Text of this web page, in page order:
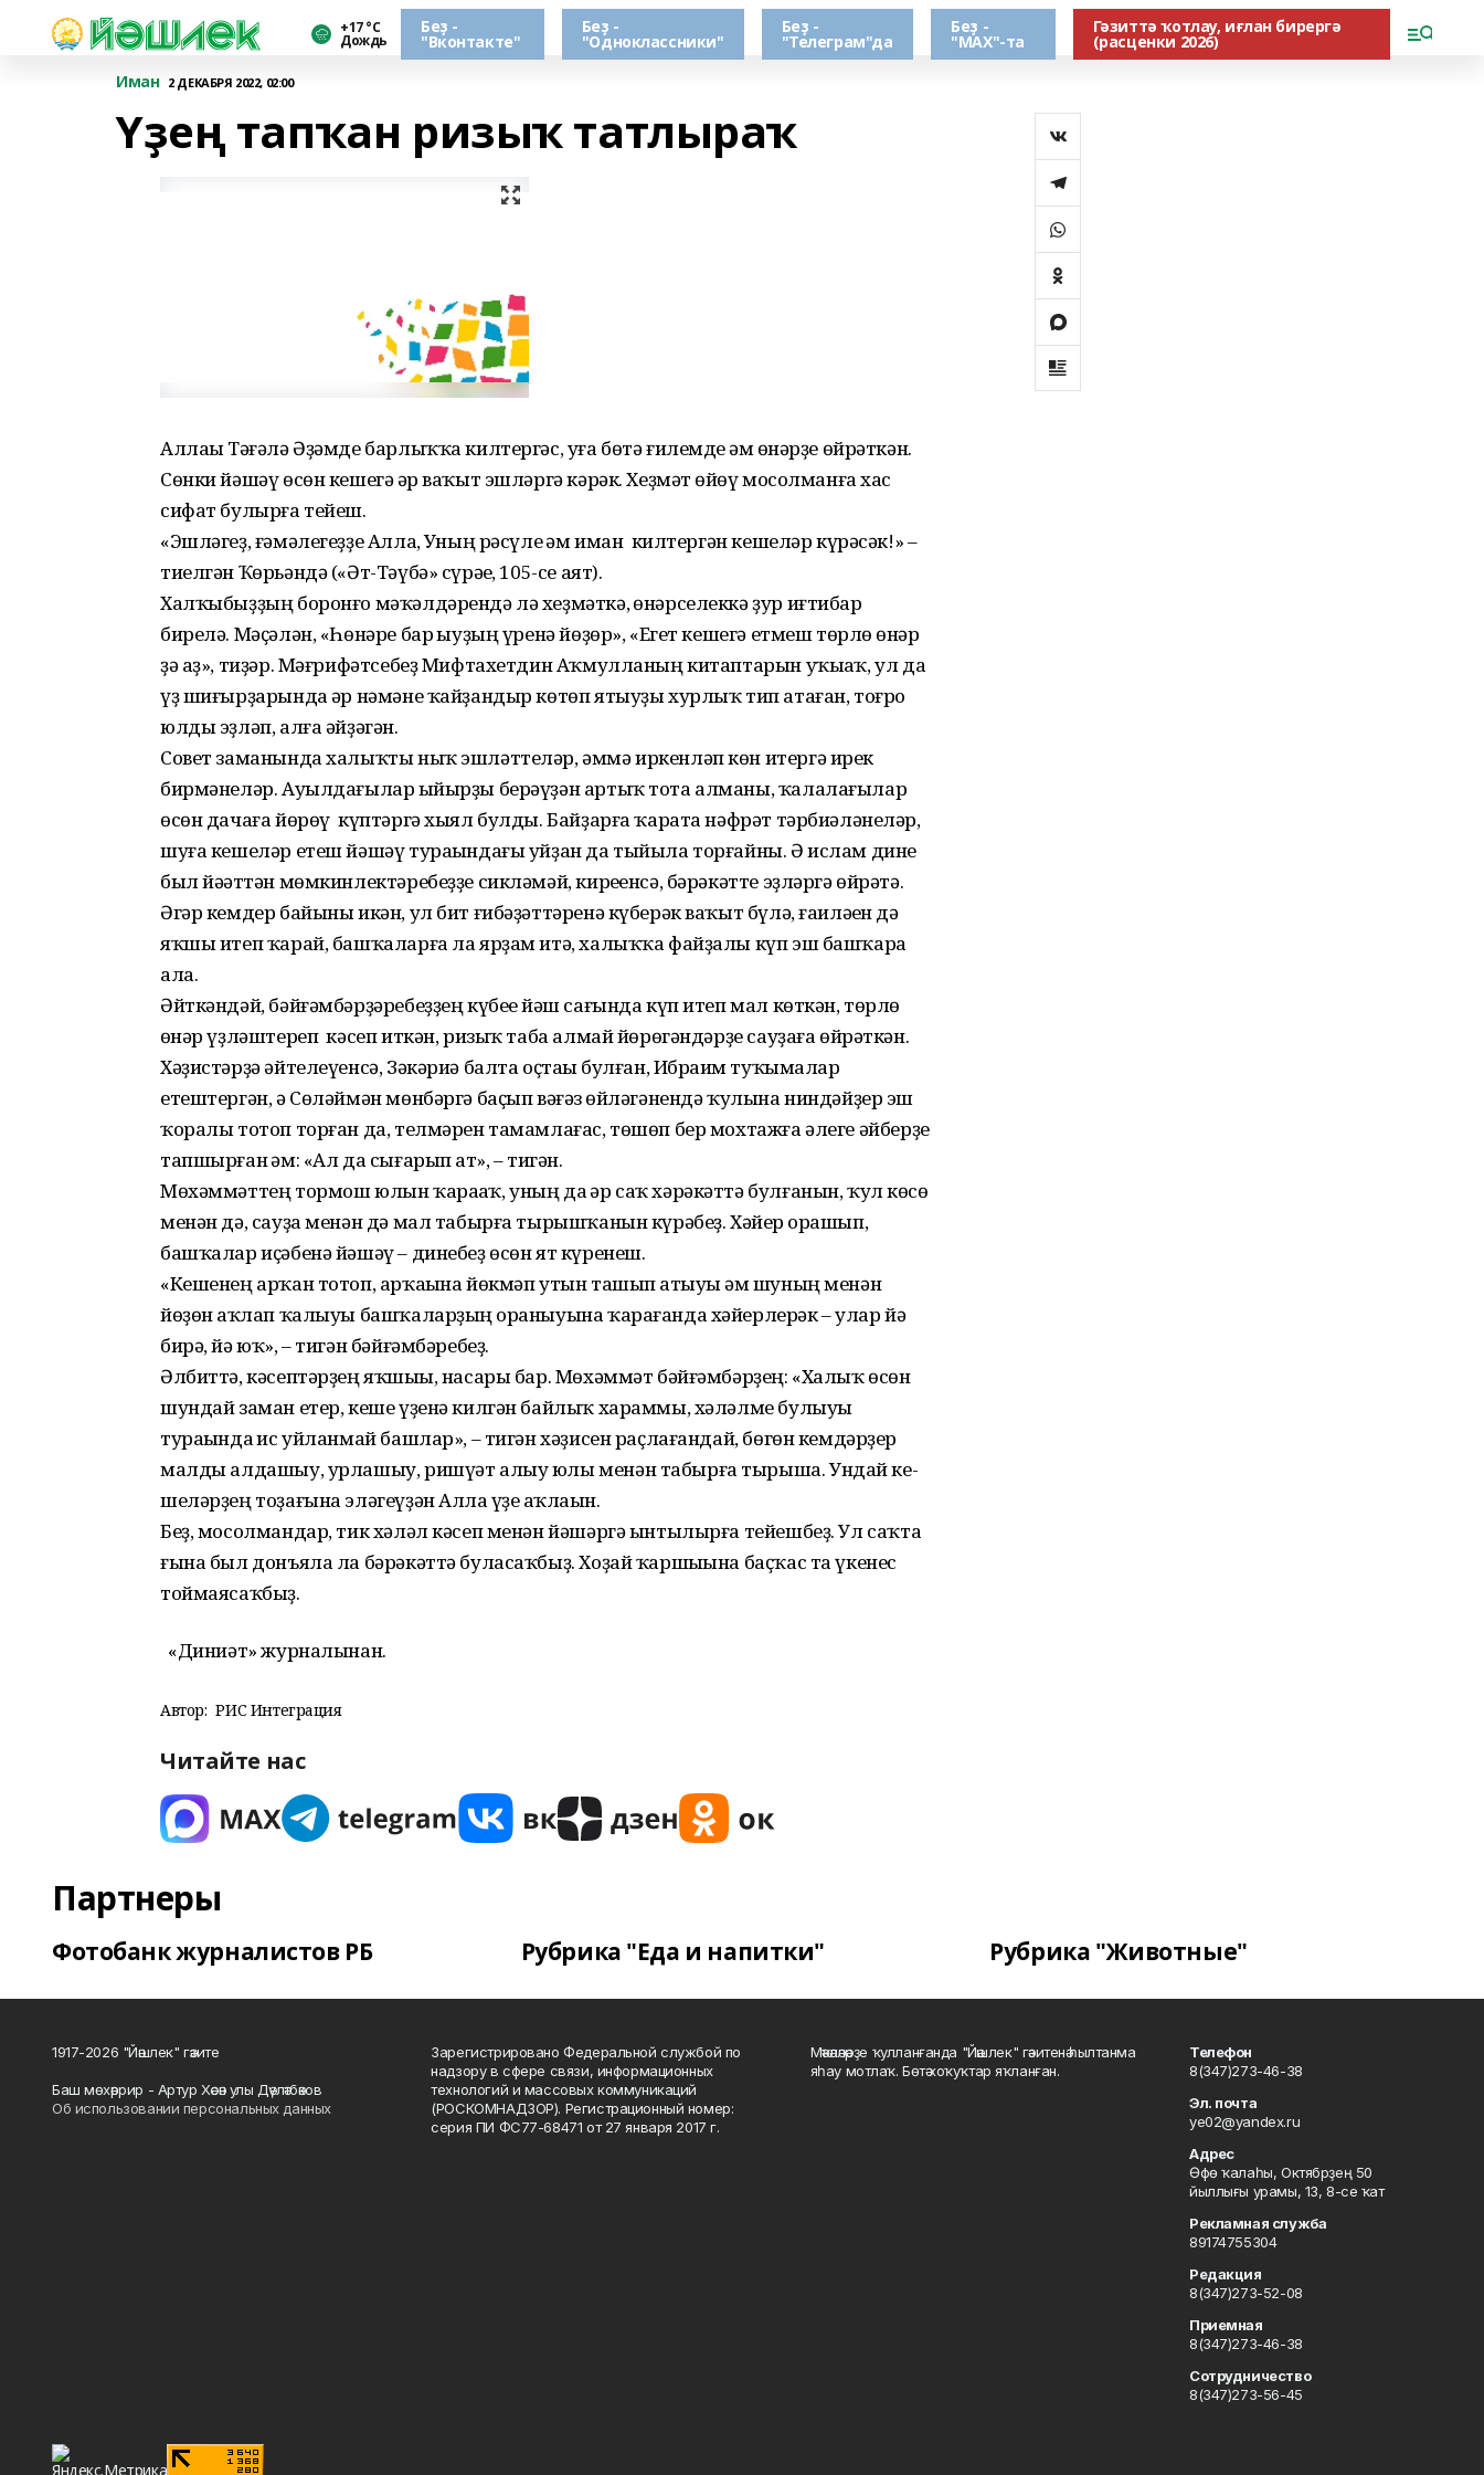
+17 °С
Дождь
Беҙ -
"Вконтакте"
Беҙ -
"Одноклассники"
Беҙ -
"Телеграм"да
Беҙ -
"МАХ"-та
Гәзиттә ҡотлау, иғлан бирергә
(расценки 2026)
Иман 2 ДЕКАБРЯ 2022, 02:00
Үҙең тапҡан ризыҡ татлыраҡ
Аллаһы Тәғәлә Әҙәмде барлыҡҡа килтергәс, уға бөтә ғилемде һәм һөнәрҙе өйрәткән.
Сөнки йәшәү өсөн кешегә һәр ваҡыт эшләргә кәрәк. Хеҙмәт һөйөү мосолманға хас
сифат булырға тейеш.
«Эшләгеҙ, ғәмәлегеҙҙе Аллаһ, Уның рәсүле һәм иман килтергән кешеләр күрәсәк!» –
тиелгән Ҡөрьәндә («Әт-Тәүбә» сүрәһе, 105-се аят).
Халҡыбыҙҙың боронғо мәҡәлдә­рендә лә хеҙмәткә, һөнәрселеккә ҙур иғтибар
бирелә. Мәҫәлән, «Һөнәре бар һыуҙың үренә йөҙөр», «Егет кешегә етмеш төрлө һөнәр
ҙә аҙ», тиҙәр. Мәғрифәтсебеҙ Мифтахетдин Аҡмулланың китаптарын уҡыһаҡ, ул да
үҙ шиғырҙарында һәр нәмәне ҡайҙандыр көтөп ятыуҙы хурлыҡ тип атаған, тоғро
юлды эҙләп, алға әйҙәгән.
Совет заманында халыҡты ныҡ эшләттеләр, әммә иркенләп көн итер­гә ирек
бирмәнеләр. Ауыл­дағылар һыйырҙы берәүҙән артыҡ тота алманы, ҡалалағылар
өсөн дачаға йөрөү күптәргә хыял булды. Байҙарға ҡарата нәфрәт тәрбиә­ләнеләр,
шуға кешеләр етеш йәшәү тураһындағы уйҙан да тыйыла торғайны. Ә ислам дине
был йә­һәттән мөмкинлектәребеҙҙе сик­ләмәй, киреһенсә, бәрәкәтте эҙләргә өйрәтә.
Әгәр кемдер байыны икән, ул бит ғибәҙәттәренә күберәк ваҡыт бүлә, ғаиләһен дә
яҡшы итеп ҡарай, башҡаларға ла ярҙам итә, халыҡҡа файҙалы күп эш башҡара
ала.
Әйткәндәй, бәйғәмбәрҙәребеҙҙең күбеһе йәш сағында күп итеп мал көткән, төрлө
һөнәр үҙләштереп кә­сеп иткән, ризыҡ таба алмай йөрө­гәндәрҙе сауҙаға өйрәткән.
Хәҙис­тәрҙә әйтелеүенсә, Зәкәриә балта оҫтаһы булған, Ибраһим туҡымалар
етештергән, ә Сөләймән мөнбәргә баҫып вәғәз һөйләгәнендә ҡулына ниндәйҙер эш
ҡоралы тотоп торған да, телмәрен тамамлағас, төшөп бер мохтажға әлеге әйберҙе
тапшырған һәм: «Ал да сығарып һат», – тигән.
Мөхәммәттең тормош юлын ҡараһаҡ, уның да һәр саҡ хәрәкәттә булғанын, ҡул көсө
менән дә, сауҙа менән дә мал табырға тырышҡанын күрәбеҙ. Хәйер һорашып,
башҡалар иҫәбенә йәшәү – динебеҙ өсөн ят күренеш.
«Кешенең арҡан тотоп, арҡаһына йөкмәп утын ташып һатыуы һәм шуның менән
йөҙөн һаҡлап ҡалыуы башҡаларҙың һораныуына ҡара­ғанда хәйерлерәк – улар йә
бирә, йә юҡ», – тигән бәйғәмбәребеҙ.
Әлбиттә, кәсептәрҙең яҡшыһы, насары бар. Мөхәммәт бәйғәмбәрҙең: «Халыҡ өсөн
шундай заман етер, кеше үҙенә килгән байлыҡ хараммы, хәләлме булыуы
тураһында һис уйланмай башлар», – тигән хәҙисен раҫлағандай, бөгөн кемдәрҙер
малды алдашыу, урлашыу, ришүәт алыу юлы менән табырға тырыша. Ундай ке­
шеләрҙең тоҙағына эләгеүҙән Аллаһ үҙе һаҡлаһын.
Беҙ, мосолмандар, тик хәләл кәсеп менән йәшәргә ынтылырға тейешбеҙ. Ул саҡта
ғына был донъяла ла бә­рәкәттә буласаҡбыҙ. Хоҙай ҡар­шыһына баҫҡас та үкенес
той­маясаҡбыҙ.
«Диниәт» журналынан.
Автор: РИС Интеграция
Читайте нас
Партнеры
Фотобанк журналистов РБ Рубрика "Еда и напитки" Рубрика "Животные"
1917-2026 "Йәшлек" гәзите
Баш мөхәррир - Артур Хәсән улы Дәүләтбәков
Об использовании персональных данных
Зарегистрировано Федеральной службой по
надзору в сфере связи, информационных
технологий и массовых коммуникаций
(РОСКОМНАДЗОР). Регистрационный номер:
серия ПИ ФС77-68471 от 27 января 2017 г.
Мәҡәләләрҙе ҡулланғанда "Йәшлек" гәзитенә һылтанма
яһау мотлаҡ. Бөтә хоҡуҡтар яҡланған.
Телефон
8(347)273-46-38
Эл. почта
ye02@yandex.ru
Адрес
Өфө ҡалаһы, Октябрҙең 50
йыллығы урамы, 13, 8-се ҡат
Рекламная служба
89174755304
Редакция
8(347)273-52-08
Приемная
8(347)273-46-38
Сотрудничество
8(347)273-56-45